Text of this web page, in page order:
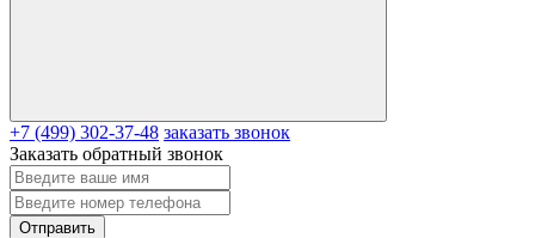
+7 (499) 302-37-48 заказать звонок
Заказать обратный звонок
Отправить